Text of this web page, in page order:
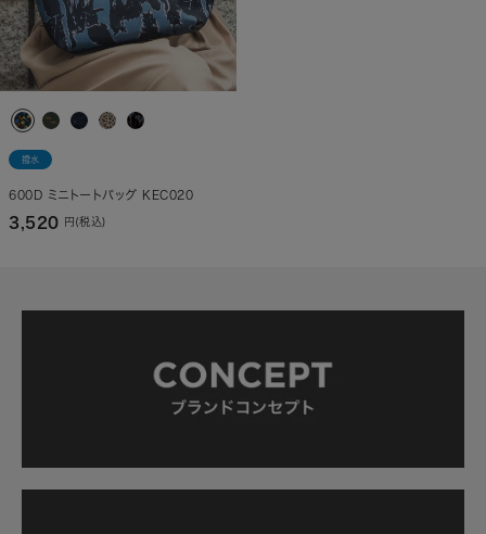
撥水
600D ミニトートバッグ KEC020
3,520 円(税込)